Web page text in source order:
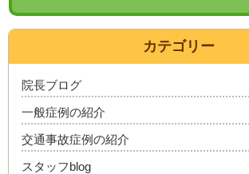
カテゴリー
院長ブログ
一般症例の紹介
交通事故症例の紹介
スタッフblog